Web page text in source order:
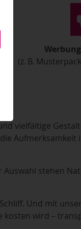
(z. B.
vielfältige
Aufmerksamkeit
stehen
Und mit
kosten wird –